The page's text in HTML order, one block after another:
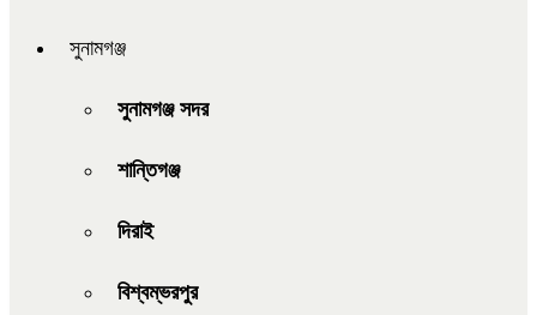
সুনামগঞ্জ
সুনামগঞ্জ সদর
শান্তিগঞ্জ
দিরাই
বিশ্বম্ভরপুর